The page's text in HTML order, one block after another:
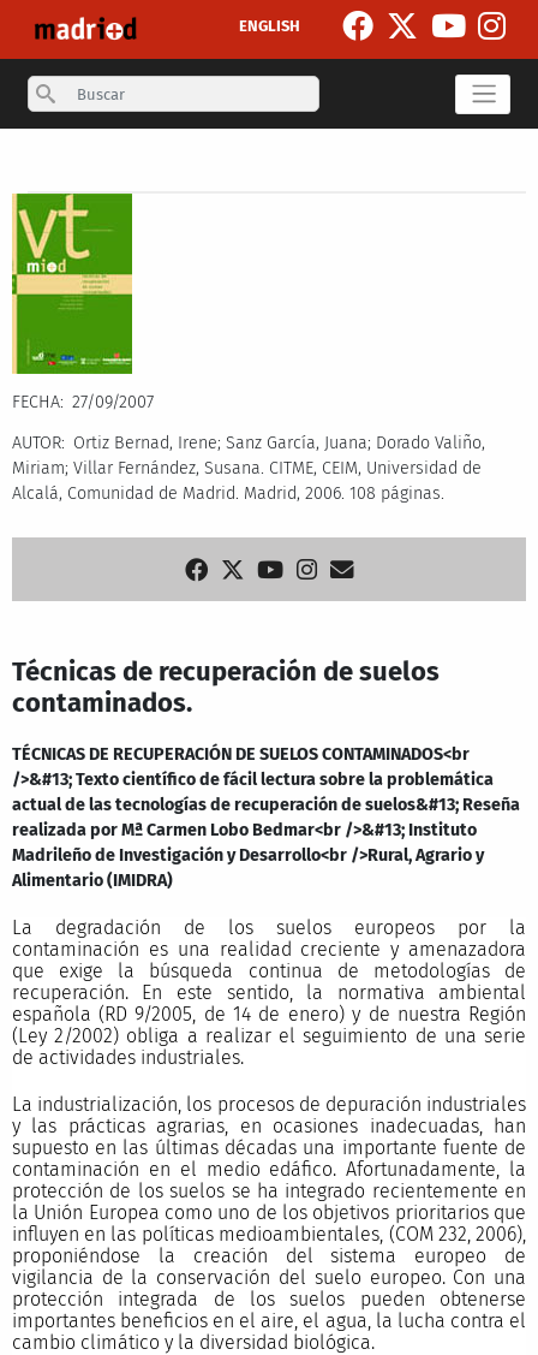
ENGLISH
Search
FECHA
27/09/2007
AUTOR
Ortiz Bernad, Irene; Sanz García, Juana; Dorado Valiño,
Miriam; Villar Fernández, Susana. CITME, CEIM, Universidad de
Alcalá, Comunidad de Madrid. Madrid, 2006. 108 páginas.
Técnicas de recuperación de suelos
contaminados.
TÉCNICAS DE RECUPERACIÓN DE SUELOS CONTAMINADOS<br
/>&#13; Texto científico de fácil lectura sobre la problemática
actual de las tecnologías de recuperación de suelos&#13; Reseña
realizada por Mª Carmen Lobo Bedmar<br />&#13; Instituto
Madrileño de Investigación y Desarrollo<br />Rural, Agrario y
Alimentario (IMIDRA)
La degradación de los suelos europeos por la
contaminación es una realidad creciente y amenazadora
que exige la búsqueda continua de metodologías de
recuperación. En este sentido, la normativa ambiental
española (RD 9/2005, de 14 de enero) y de nuestra Región
(Ley 2/2002) obliga a realizar el seguimiento de una serie
de actividades industriales.
La industrialización, los procesos de depuración industriales
y las prácticas agrarias, en ocasiones inadecuadas, han
supuesto en las últimas décadas una importante fuente de
contaminación en el medio edáfico. Afortunadamente, la
protección de los suelos se ha integrado recientemente en
la Unión Europea como uno de los objetivos prioritarios que
influyen en las políticas medioambientales, (COM 232, 2006),
proponiéndose la creación del sistema europeo de
vigilancia de la conservación del suelo europeo. Con una
protección integrada de los suelos pueden obtenerse
importantes beneficios en el aire, el agua, la lucha contra el
cambio climático y la diversidad biológica.